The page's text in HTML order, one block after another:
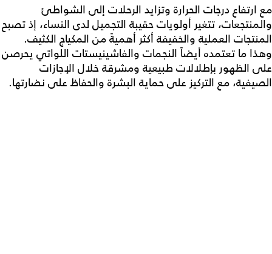
مع ارتفاع درجات الحرارة وتزايد الرحلات إلى الشواطئ
والمنتجعات، تتغير أولويات حقيبة التجميل لدى النساء، إذ تصبح
المنتجات العملية والخفيفة أكثر أهميةً من المكياج الكثيف.
وهذا ما تعتمده أيضاً النجمات والفاشينيستات اللواتي يحرصن
على الظهور بإطلالات طبيعية ومشرقة خلال الإجازات
الصيفية، مع التركيز على حماية البشرة والحفاظ على نضارتها.